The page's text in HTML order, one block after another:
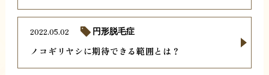
ノコギリヤシに期待できる範囲とは？
2022.05.02 円形脱毛症